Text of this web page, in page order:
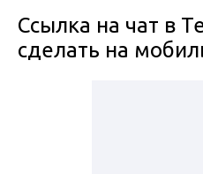
Ссылка на чат в
сделать на